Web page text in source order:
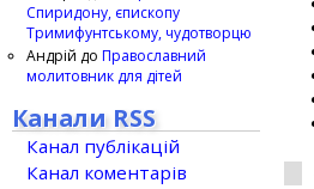
Спиридону, єпископу
Тримифунтському, чудотворцю
Андрій до Православний
молитовник для дітей
Канали RSS
Канал публікацій
Канал коментарів